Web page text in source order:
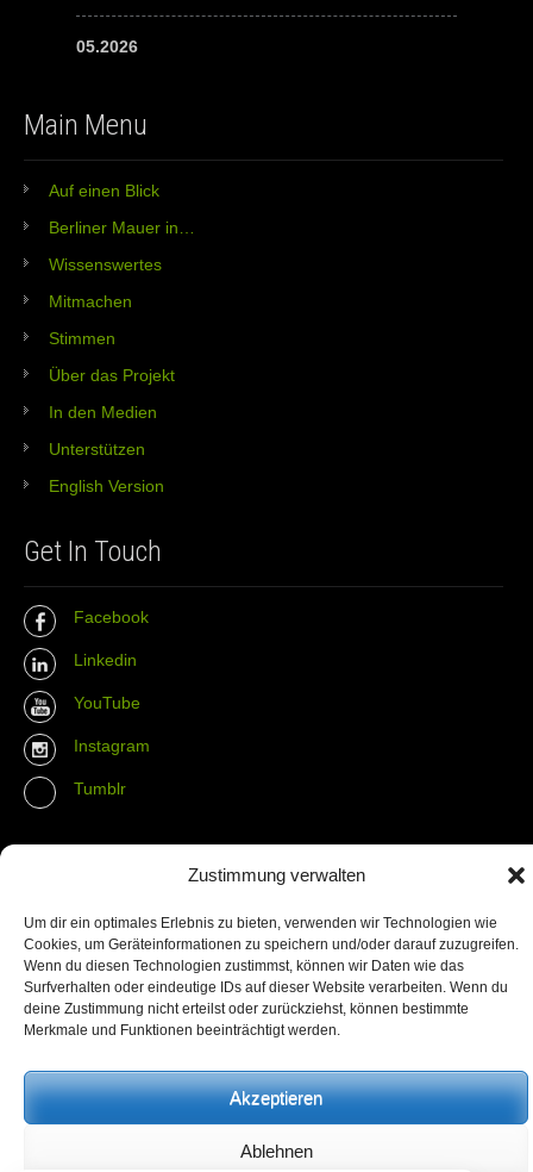
Zustimmung verwalten
Um dir ein optimales Erlebnis zu bieten, verwenden wir Technologien wie
Cookies, um Geräteinformationen zu speichern und/oder darauf zuzugreifen.
Wenn du diesen Technologien zustimmst, können wir Daten wie das
Surfverhalten oder eindeutige IDs auf dieser Website verarbeiten. Wenn du
deine Zustimmung nicht erteilst oder zurückziehst, können bestimmte
Merkmale und Funktionen beeinträchtigt werden.
Akzeptieren
Ablehnen
05.2026
Main Menu
Auf einen Blick
Berliner Mauer in…
Wissenswertes
Mitmachen
Stimmen
Über das Projekt
In den Medien
Unterstützen
English Version
Get In Touch
Facebook
Linkedin
YouTube
Instagram
Tumblr
The Wall Net
Email : info@the-wall-net.org
© The Wall Net, 2014. All rights reserved except where otherwise
Datenschutz|Impressum|Credits